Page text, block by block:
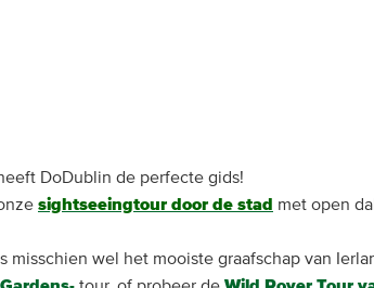
DoDublin de perfecte gids!
sightseeingtour door de stad met open
wel het mooiste graafschap van